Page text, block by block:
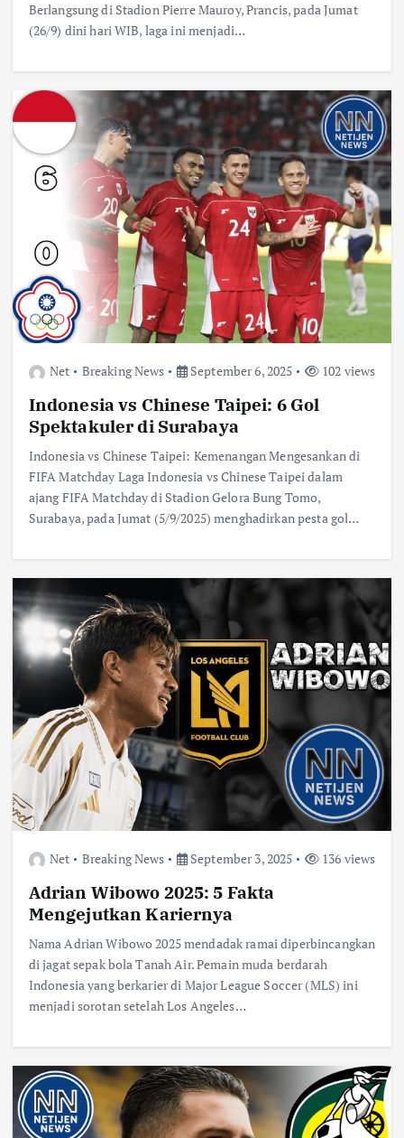
Berlangsung di Stadion Pierre Mauroy, Prancis, pada Jumat
(26/9) dini hari WIB, laga ini menjadi…
Net Breaking News September 6, 2025 102 views
Indonesia vs Chinese Taipei: 6 Gol
Spektakuler di Surabaya
Indonesia vs Chinese Taipei: Kemenangan Mengesankan di
FIFA Matchday Laga Indonesia vs Chinese Taipei dalam
ajang FIFA Matchday di Stadion Gelora Bung Tomo,
Surabaya, pada Jumat (5/9/2025) menghadirkan pesta gol…
Net Breaking News September 3, 2025 136 views
Adrian Wibowo 2025: 5 Fakta
Mengejutkan Kariernya
Nama Adrian Wibowo 2025 mendadak ramai diperbincangkan
di jagat sepak bola Tanah Air. Pemain muda berdarah
Indonesia yang berkarier di Major League Soccer (MLS) ini
menjadi sorotan setelah Los Angeles…